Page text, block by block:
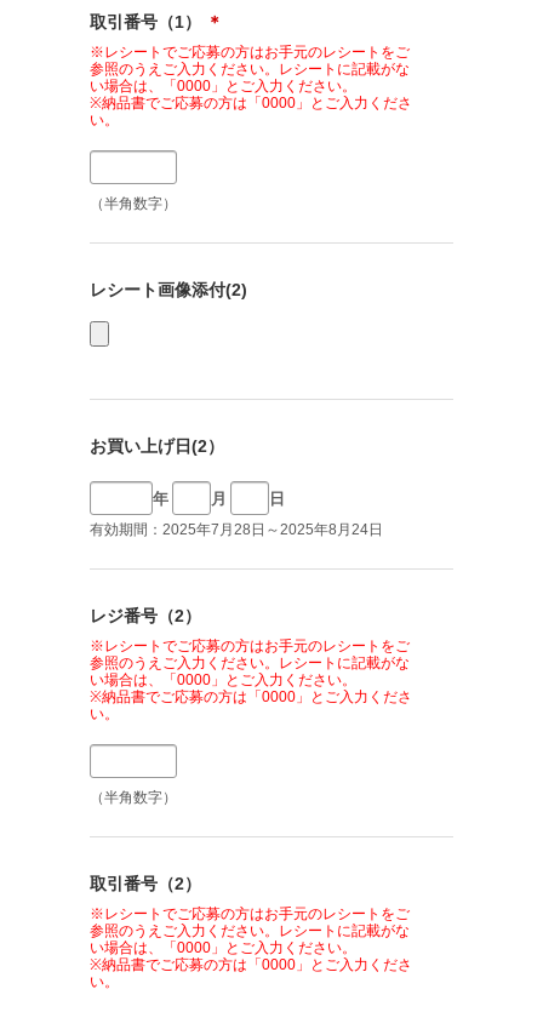
取引番号（1） ＊
※レシートでご応募の方はお手元のレシートをご
参照のうえご入力ください。レシートに記載がな
い場合は、「0000」とご入力ください。
※納品書でご応募の方は「0000」とご入力くださ
い。
（半角数字）
レシート画像添付(2)
お買い上げ日(2）
年 月 日
有効期間：2025年7月28日～2025年8月24日
レジ番号（2）
※レシートでご応募の方はお手元のレシートをご
参照のうえご入力ください。レシートに記載がな
い場合は、「0000」とご入力ください。
※納品書でご応募の方は「0000」とご入力くださ
い。
（半角数字）
取引番号（2）
※レシートでご応募の方はお手元のレシートをご
参照のうえご入力ください。レシートに記載がな
い場合は、「0000」とご入力ください。
※納品書でご応募の方は「0000」とご入力くださ
い。